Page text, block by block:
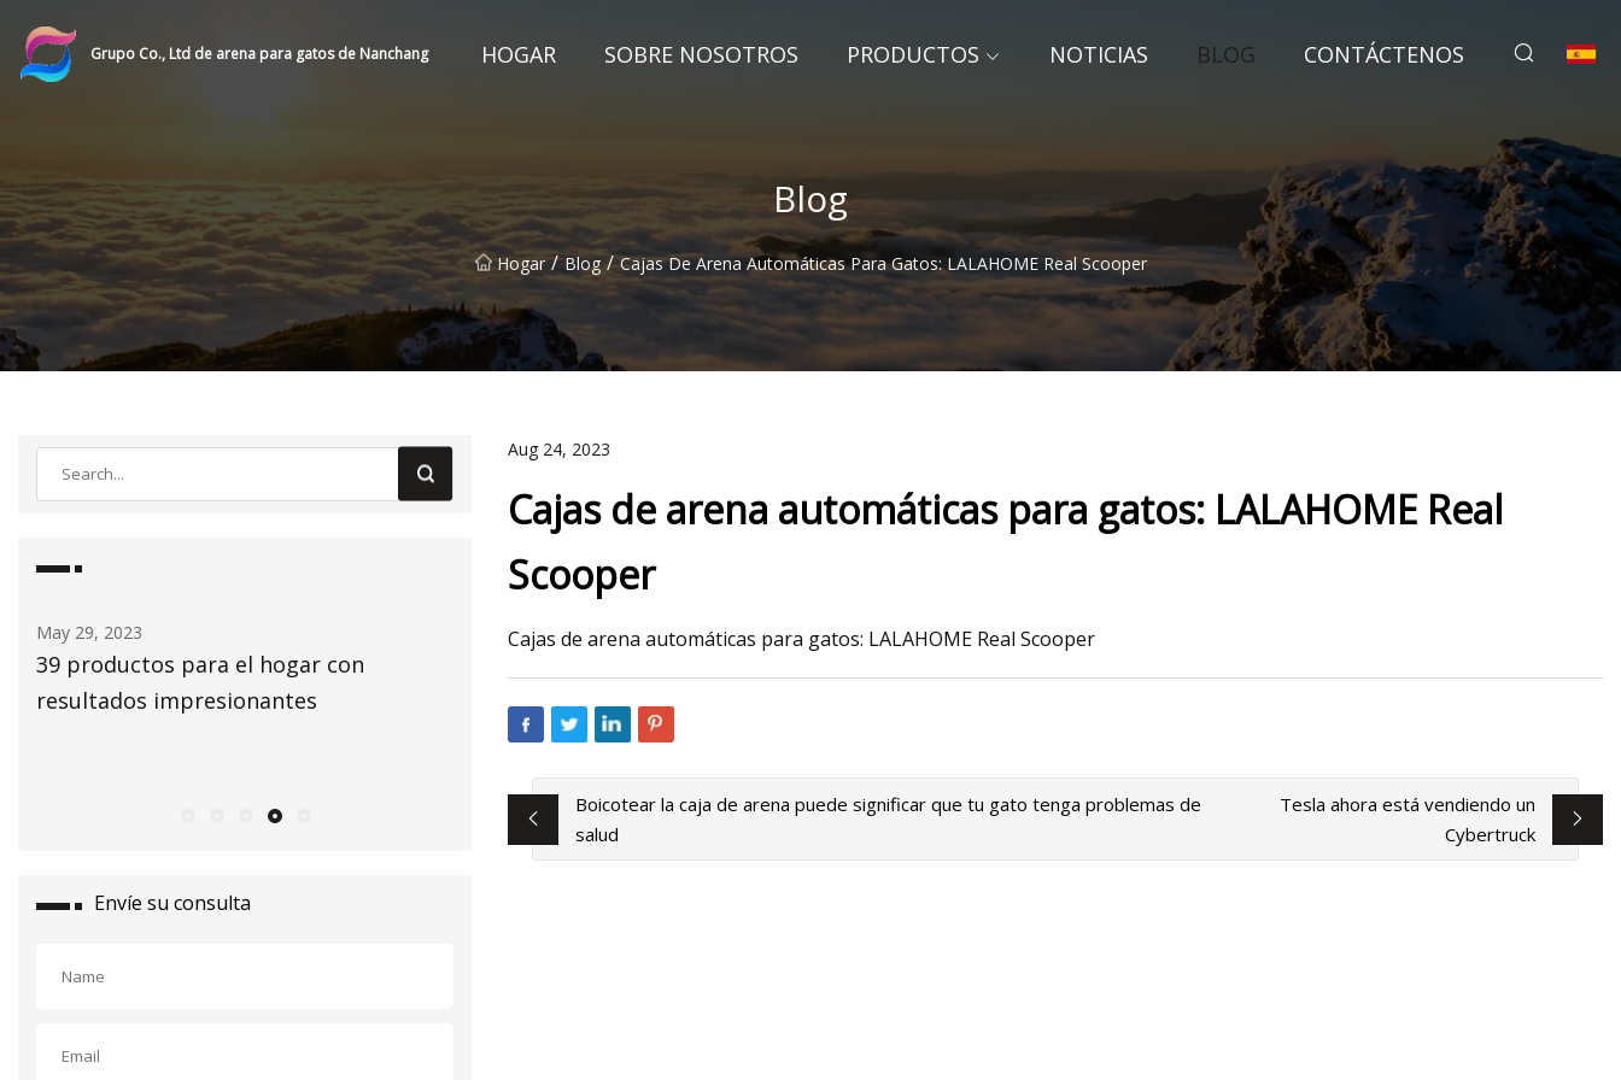
Grupo Co., Ltd de arena para gatos de Nanchang HOGAR SOBRE NOSOTROS PRODUCTOS NOTICIAS BLOG CONTÁCTENOS
Blog
Hogar / Blog / Cajas De Arena Automáticas Para Gatos: LALAHOME Real Scooper
May 29, 2023
39 productos para el hogar con
resultados impresionantes
May 30, 2023 May 26, 2023
Envíe su consulta
Aug 24, 2023
Cajas de arena automáticas para gatos: LALAHOME Real
Scooper
Cajas de arena automáticas para gatos: LALAHOME Real Scooper
Boicotear la caja de arena puede significar que tu gato tenga problemas de
salud
Tesla ahora está vendiendo un
Cybertruck